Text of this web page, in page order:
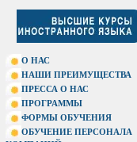
О НАС
НАШИ ПРЕИМУЩЕСТВА
ПРЕССА О НАС
ПРОГРАММЫ
ФОРМЫ ОБУЧЕНИЯ
ОБУЧЕНИЕ ПЕРСОНАЛА